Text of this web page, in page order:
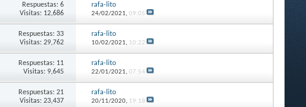
Respuestas: 6
Visitas: 12,686
rafa-lito
24/02/2021, 09:05
Respuestas: 33
Visitas: 29,762
rafa-lito
10/02/2021, 10:22
Respuestas: 11
Visitas: 9,645
rafa-lito
22/01/2021, 07:54
Respuestas: 21
Visitas: 23,437
rafa-lito
20/11/2020, 19:18